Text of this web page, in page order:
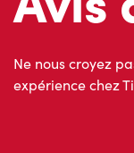
Ne nous croyez
expérience chez